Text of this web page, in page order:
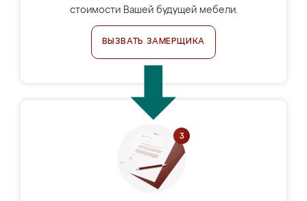
стоимости Вашей будущей мебели.
ВЫЗВАТЬ ЗАМЕРЩИКА